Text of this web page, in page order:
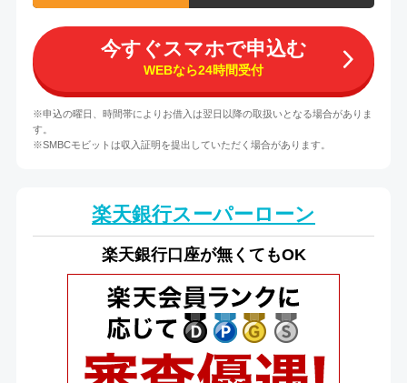
今すぐスマホで申込む
WEBなら24時間受付
※申込の曜日、時間帯によりお借入は翌日以降の取扱いとなる場合がありま
す。
※SMBCモビットは収入証明を提出していただく場合があります。
楽天銀行スーパーローン
楽天銀行口座が無くてもOK